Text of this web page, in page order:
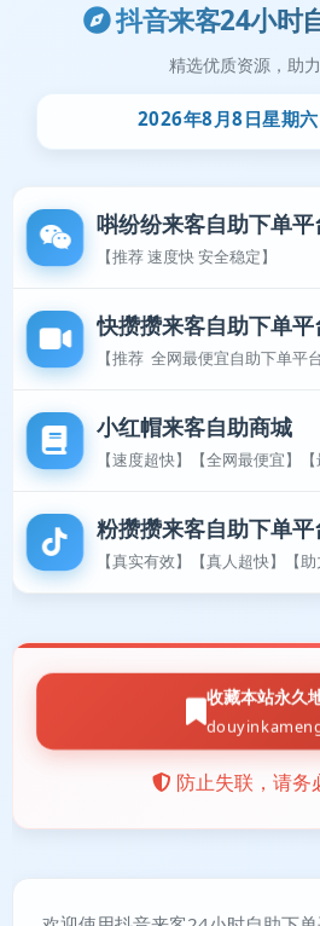
抖音来客24小时
精选优质资源，助
2026年8月8日星期
唞纷纷来客自助下单平
【推荐 速度快 安全稳定】
快攒攒来客自助下单平
【推荐 全网最便宜自助下单平台
小红帽来客自助商城
【速度超快】【全网最便宜】
粉攒攒来客自助下单平
【真实有效】【真人超快】【助
收藏本站永久
防止失联，请务